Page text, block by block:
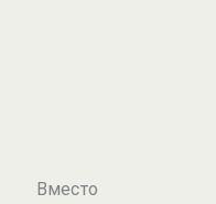
Вместо